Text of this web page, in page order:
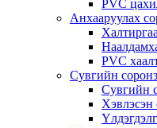
PVC
Анхааруулах
PVC
Сувгийн
Сувгийн
Хэвлэсэн